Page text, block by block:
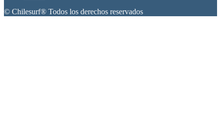
© Chilesurf® Todos los derechos reservados